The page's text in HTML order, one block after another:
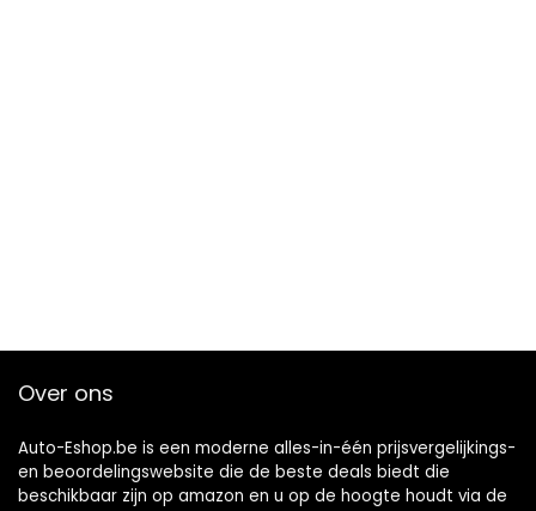
Over ons
Auto-Eshop.be is een moderne alles-in-één prijsvergelijkings-
en beoordelingswebsite die de beste deals biedt die
beschikbaar zijn op amazon en u op de hoogte houdt via de